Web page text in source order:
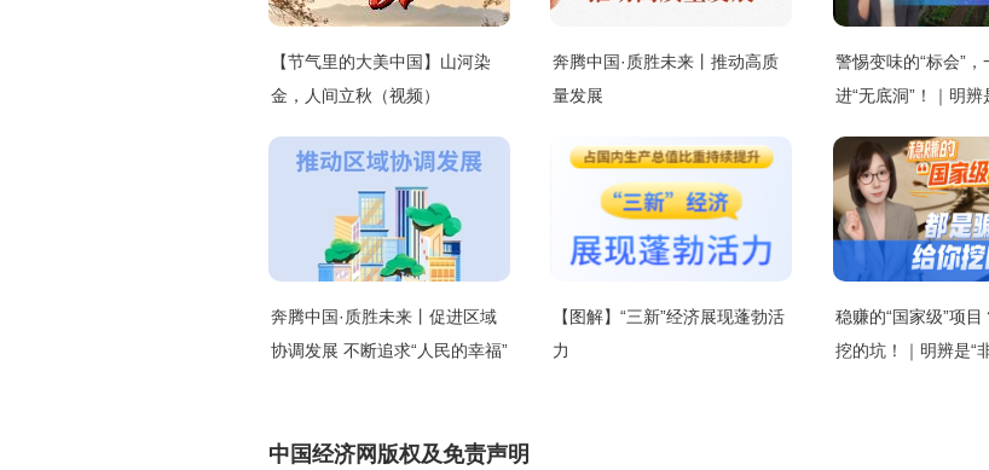
【节气里的大美中国】山河染
金，人间立秋（视频）
奔腾中国·质胜未来丨推动高质
量发展
警惕变味的“标会”
进“无底洞”！｜明辨
奔腾中国·质胜未来丨促进区域
协调发展 不断追求“人民的幸福”
【图解】“三新”经济展现蓬勃活
力
稳赚的“国家级”项
挖的坑！｜明辨是“
中国经济网版权及免责声明